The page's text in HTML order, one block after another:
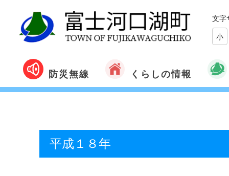
文字
小
防災無線 くらしの情報
平成１８年